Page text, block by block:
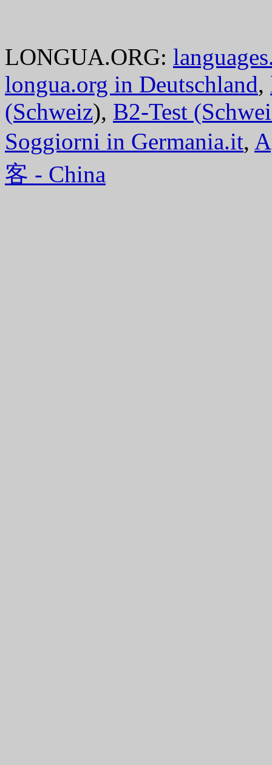
LONGUA.ORG:
longua.org in Deutschland,
(Schweiz), B2-Test
Soggiorni in Germania.it,
客 - China